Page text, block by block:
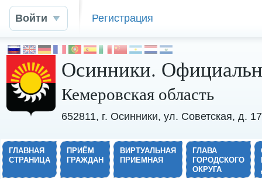
Войти Регистрация
Осинники.
Кемеровская область
652811, г. Осинники, ул. Советская, д.
ГЛАВНАЯ
СТРАНИЦА
ПРИЁМ
ГРАЖДАН
ВИРТУАЛЬНАЯ
ПРИЕМНАЯ
ГЛАВА
ГОРОДСКОГО
ОКРУГА